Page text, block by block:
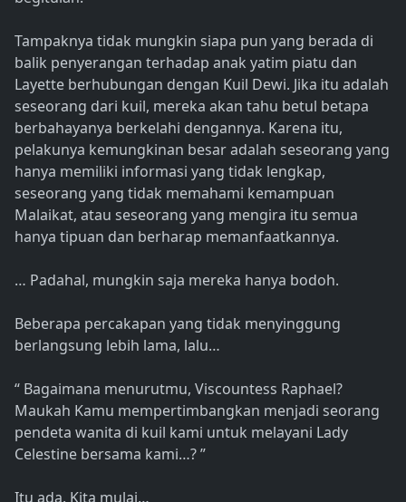
Tampaknya tidak mungkin siapa pun yang berada di
balik penyerangan terhadap anak yatim piatu dan
Layette berhubungan dengan Kuil Dewi. Jika itu adalah
seseorang dari kuil, mereka akan tahu betul betapa
berbahayanya berkelahi dengannya. Karena itu,
pelakunya kemungkinan besar adalah seseorang yang
hanya memiliki informasi yang tidak lengkap,
seseorang yang tidak memahami kemampuan
Malaikat, atau seseorang yang mengira itu semua
hanya tipuan dan berharap memanfaatkannya.
… Padahal, mungkin saja mereka hanya bodoh.
Beberapa percakapan yang tidak menyinggung
berlangsung lebih lama, lalu…
“ Bagaimana menurutmu, Viscountess Raphael?
Maukah Kamu mempertimbangkan menjadi seorang
pendeta wanita di kuil kami untuk melayani Lady
Celestine bersama kami…? ”
Itu ada. Kita mulai…